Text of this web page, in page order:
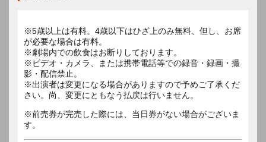
※5歳以上は有料。4歳以下はひざ上のみ無料、但し、お席
が必要な場合は有料。
※劇場内での飲食はお断りしております。
※ビデオ・カメラ、または携帯電話等での録音・録画・撮
影・配信禁止。
※出演者は変更になる場合がありますので予めご了承くだ
※前売券が完売した際には、当日券がない場合がございま
す。